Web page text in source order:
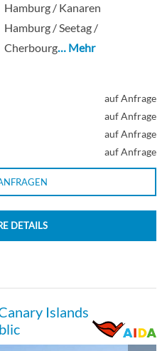
Hamburg / Kanaren
Hamburg / Seetag /
Cherbourg… Mehr
auf Anfrage
auf Anfrage
auf Anfrage
auf Anfrage
DETAILS
Islands